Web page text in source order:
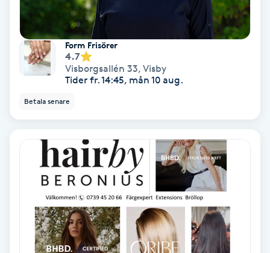
Massage
Medial vägledning
Medicinsk massage
Meditation
Medium
Megavolymfransar
Melasma
Mesoterapi
Form Frisörer
4.7
Visborgsallén 33, Visby
Tider fr. 14:45, mån 10 aug.
Betala senare